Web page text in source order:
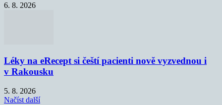
6. 8. 2026
Léky na eRecept si čeští pacienti nově vyzvednou i
v Rakousku
5. 8. 2026
Načíst další